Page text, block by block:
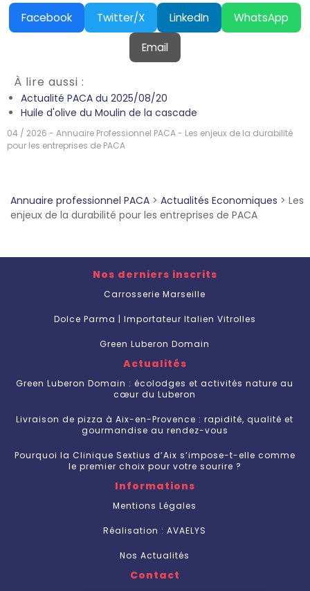
Facebook Twitter/X LinkedIn WhatsApp
Email
À lire aussi :
Actualité PACA du 2025/08/20
Huile d'olive du Moulin de la cascade
04 / 2026 - Annuaire Professionnel PACA - Les enjeux de la durabilité
pour les entreprises de PACA
Annuaire professionnel PACA > Actualités Economiques > Les
enjeux de la durabilité pour les entreprises de PACA
Nos derniers inscrits
Carrosserie Marseille
Dolce Parma | Importateur Italien Vitrolles
Green Luberon Domain
Actualités
Green Luberon Domain : écolodges et activités nature au
cœur du Luberon
Livraison de pizza à Aix-en-Provence : rapidité, qualité et
gourmandise au rendez-vous
Pourquoi la Clinique Sextius d’Aix s’impose-t-elle comme
le premier choix pour votre sourire ?
Informations
Mentions Légales
Réalisation : AVAELYS
Nos Actualités
Contact